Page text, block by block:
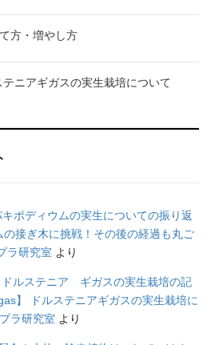
方・増やし方
テニアギガスの実生栽培について
キポディウムの実生についての振り返
の接ぎ木に挑戦！その後の経過も丸ご
ラ研究室 より
ドルステニア ギガスの実生栽培の記
】 ドルステニアギガスの実生栽培に
ラ研究室 より